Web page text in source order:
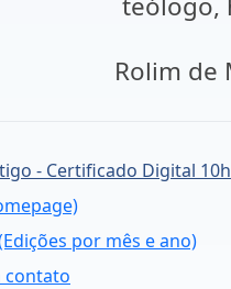
Rolim de
- Certificado Digital 10h
por mês e ano)
contato